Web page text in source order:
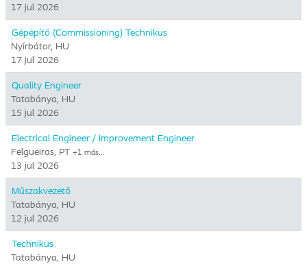
17 jul 2026
Gépépítő (Commissioning) Technikus
Nyírbátor, HU
17 jul 2026
Quality Engineer
Tatabánya, HU
15 jul 2026
Electrical Engineer / Improvement Engineer
Felgueiras, PT +1 más…
13 jul 2026
Műszakvezető
Tatabánya, HU
12 jul 2026
Technikus
Tatabánya, HU